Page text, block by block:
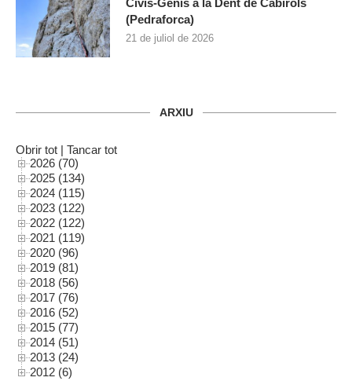
(Pedraforca)
21 de juliol de 2026
ARXIU
Obrir tot | Tancar tot
2026 (70)
2025 (134)
2024 (115)
2023 (122)
2022 (122)
2021 (119)
2020 (96)
2019 (81)
2018 (56)
2017 (76)
2016 (52)
2015 (77)
2014 (51)
2013 (24)
2012 (6)